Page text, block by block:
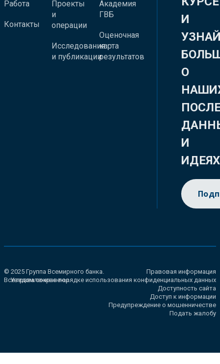
Работа
Контакты
Проекты
и
операции
Исследования
и публикации
Академия
ГВБ
Оценочная
карта
результатов
И
О
И
ИДЕЯХ
© 2025 Группа Всемирного банка.
Все права сохранены.
Правовая информация
Уведомление о порядке использования конфиденциальных данных
Доступность сайта
Доступ к информации
Предупреждение о мошенничестве
Подать жалобу